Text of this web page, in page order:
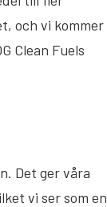
och vi kommer
Clean Fuels
Det ger våra
vi ser som en